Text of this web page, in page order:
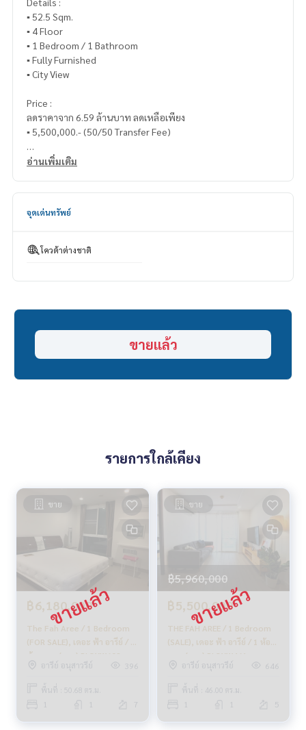
▪️ 52.5 Sqm.
▪️ 4 Floor
▪️ 1 Bedroom / 1 Bathroom
▪️ Fully Furnished
▪️ City View
Price :
ลดราคาจาก 6.59 ล้านบาท ลดเหลือเพียง
▪️ 5,500,000.- (50/50 Transfer Fee)
_____________________________
HOME - REAL ESTATE SERVICES
LINE : @homethailand (มี@นำ)
คลิก hashtag 👉 #HOME_Ari
ด้วยทีมงานและประสบการณ์กว่า 1,000 + เคส
พร้อมดอกเบี้ยพิเศษ เฉพาะลูกค้า HOME เท่านั้น
✨ เรารู้ใจคุณมากกว่าที่คุณเคยรู้
ให้คำแนะนำเชิงลึกโดยผู้เชี่ยวชาญในพื้นที่
ดูแลโดยผู้เชี่ยวชาญประจำพื้นที่
ช่วยวางแผน ให้ข้อมูล รักษาผลประโยชน์
ดูแลตั้งแต่ต้นจนจบกระบวนการขาย
✨ รับซื้อ รับจำนอง
หากต้องการเงินด่วน บริษัทพร้อมรับซื้อทันที!
Follow Us On :
Website :https://homerealestate.co.th
อ่านเพิ่มเติม
จุดเด่นทรัพย์
โควต้าต่างชาติ
ขายแล้ว
รายการใกล้เคียง
ขาย
฿6,180,000
The Fah Aree / 1 Bedroom
(FOR SALE), เดอะ ฟ้า อารีย์ / 1
ห้องนอน (ขาย) PLOYW608
อารีย์ อนุสาวรีย์
396
พื้นที่ : 50.68 ตร.ม.
7
ขาย
฿5,960,000
฿5,500,000
THE FAH AREE / 1 Bedroom
(SALE), เดอะ ฟ้า อารีย์ / 1 ห้อง
นอน (ขาย) PLOYW461
อารีย์ อนุสาวรีย์
646
พื้นที่ : 46.00 ตร.ม.
5